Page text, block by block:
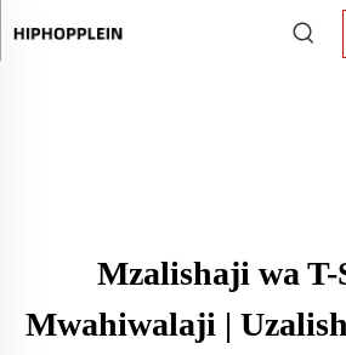
Mzalishaji wa
Mwahiwalaji |